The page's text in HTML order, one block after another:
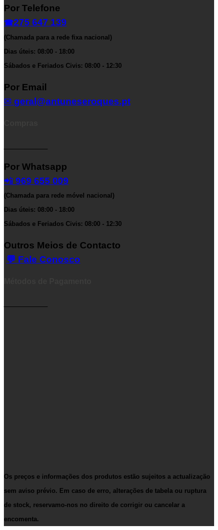
Por Telefone
☎275 647 139
(Chamada para a rede fixa nacional)
Dias úteis: 08:00 - 18:00
Sábados e Feriados Civis: 08:00 - 12:30
Por Email
✉ geral@antuneseroques.pt
Por Whatsapp
📲 969 655 009
(Chamada para rede móvel nacional)
Dias úteis: 08:00 - 18:00
Sábados e Feriados Civis: 08:00 - 12:30
Outros Meios de Contacto
💬 Fale Conosco
Os preços e informações dos produtos estão sujeitos a actualização
sem aviso prévio. Em caso de erro, alterações de tabela ou ruptura
de stock, reservamo-nos no direito de corrigir ou cancelar a
encomenta.